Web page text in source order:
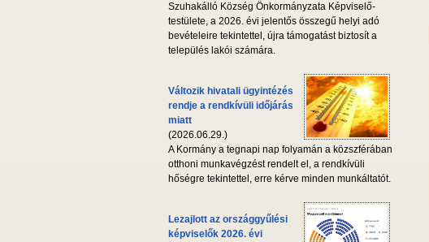
Szuhakálló Község Önkormányzata Képviselő-
testülete, a 2026. évi jelentős összegű helyi adó
bevételeire tekintettel, újra támogatást biztosít a
település lakói számára.
Változik hivatali ügyintézés
rendje a rendkívüli időjárás
miatt
(2026.06.29.)
A Kormány a tegnapi nap folyamán a közszférában
otthoni munkavégzést rendelt el, a rendkívüli
hőségre tekintettel, erre kérve minden munkáltatót.
Lezajlott az országgyűlési
képviselők 2026. évi